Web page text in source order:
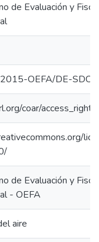
de Evaluación y
OEFA/DE-SDCA
coar/access_right/
de Evaluación y
- OEFA
aire